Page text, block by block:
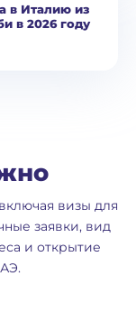
в Италию из
в 2026 году
визы для
заявки, вид
и открытие